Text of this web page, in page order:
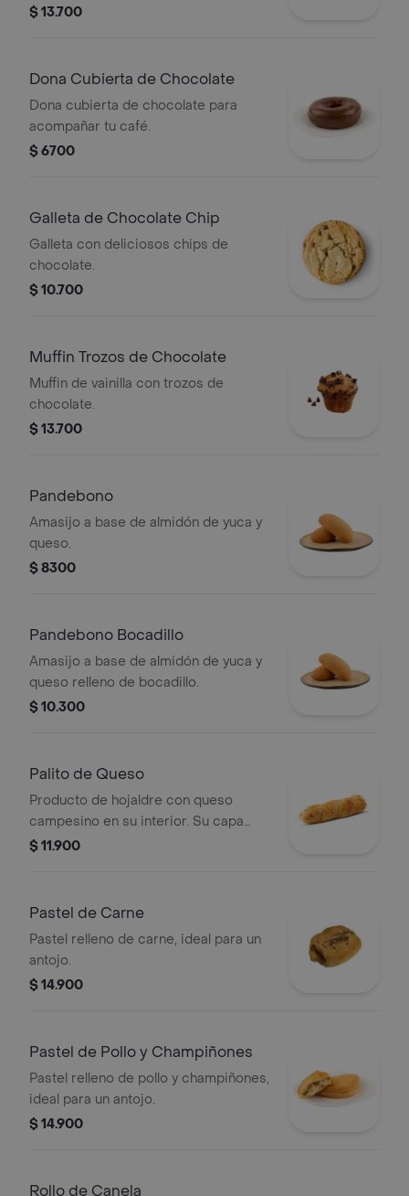
$ 13.700
Dona Cubierta de Chocolate
Dona cubierta de chocolate para
acompañar tu café.
$ 6700
Galleta de Chocolate Chip
Galleta con deliciosos chips de
chocolate.
$ 10.700
Muffin Trozos de Chocolate
Muffin de vainilla con trozos de
chocolate.
$ 13.700
Pandebono
Amasijo a base de almidón de yuca y
queso.
$ 8300
Pandebono Bocadillo
Amasijo a base de almidón de yuca y
queso relleno de bocadillo.
$ 10.300
Palito de Queso
Producto de hojaldre con queso
campesino en su interior. Su capa
crocante le da una textura exquisita.
$ 11.900
Pastel de Carne
Pastel relleno de carne, ideal para un
antojo.
$ 14.900
Pastel de Pollo y Champiñones
Pastel relleno de pollo y champiñones,
ideal para un antojo.
$ 14.900
Rollo de Canela